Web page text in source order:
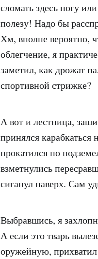
сломать здесь ногу
полезу! Надо бы
Хм, вполне вероятно,
облегчение, я
заметил, как дрожат
спортивной стрижке?
А вот и лестница,
принялся
прокатился по
взметнулись
сиганул наверх. Сам
Выбравшись, я
А если это тварь
оружейную,